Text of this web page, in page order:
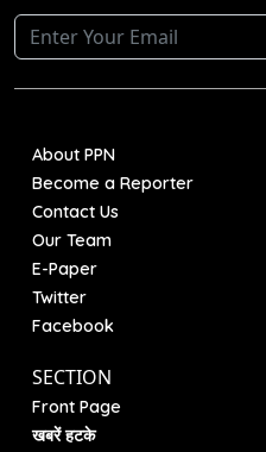
About PPN
Become a Reporter
Contact Us
Our Team
E-Paper
Twitter
Facebook
SECTION
Front Page
खबरें हटके